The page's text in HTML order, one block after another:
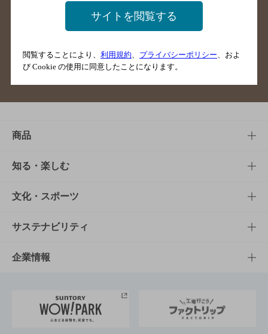
商品
商品TOP
商品一覧
商品発売情報
栄養成分一覧
知る・楽しむ
知る・楽しむTOP
キャンペーン
工場見学
地域情報
文化・スポーツ
文化・スポーツTOP
サントリーホール
サントリーサンバーズ大阪
サステナビリティ
サステナビリティTOP
サントリーが考えるサステナビリティ経営
企業情報
企業概要
サイトを閲覧する
閲覧することにより、 利用規約、 プライバシーポリシー、およ
び Cookie の使用に同意したことになります。